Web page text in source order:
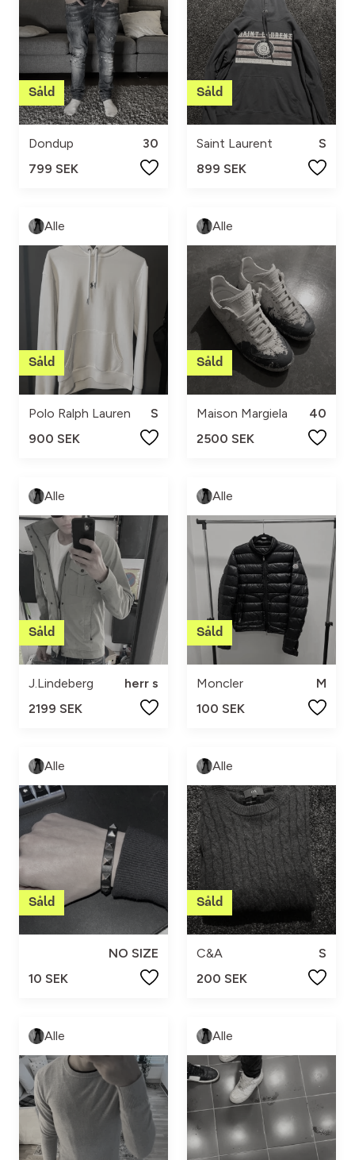
Dondup
30
799 SEK
Saint Laurent
S
899 SEK
Alle
Polo Ralph Lauren
S
900 SEK
Alle
Maison Margiela
40
2500 SEK
Alle
J.Lindeberg
herr s
2199 SEK
Alle
Moncler
M
100 SEK
Alle
NO SIZE
10 SEK
Alle
C&A
S
200 SEK
Alle Alle